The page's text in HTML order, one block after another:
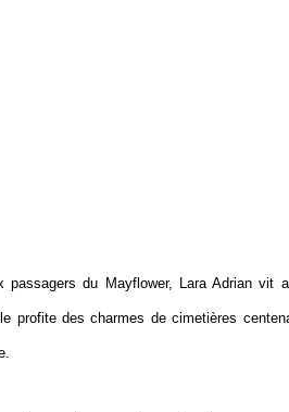
passagers du Mayflower, Lara Adrian vit
profite des charmes de cimetières